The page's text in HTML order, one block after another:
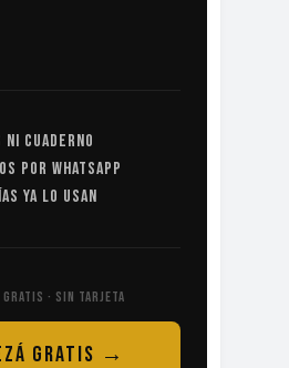
CUADERNO
POR WHATSAPP
YA LO USAN
· SIN TARJETA
GRATIS →